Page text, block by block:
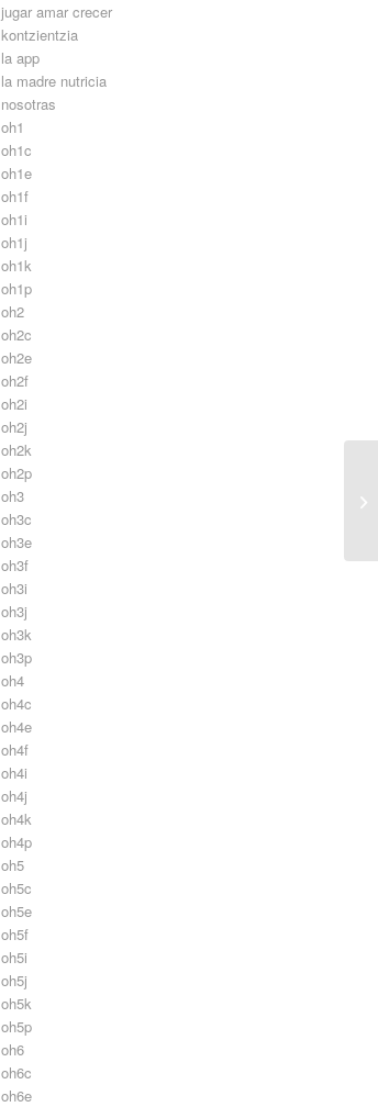
jugar amar crecer
kontzientzia
la app
la madre nutricia
nosotras
oh1
oh1c
oh1e
oh1f
oh1i
oh1j
oh1k
oh1p
oh2
oh2c
oh2e
oh2f
oh2i
oh2j
oh2k
oh2p
oh3
oh3c
oh3e
oh3f
oh3i
oh3j
oh3k
oh3p
oh4
oh4c
oh4e
oh4f
oh4i
oh4j
oh4k
oh4p
oh5
oh5c
oh5e
oh5f
oh5i
oh5j
oh5k
oh5p
oh6
oh6c
oh6e